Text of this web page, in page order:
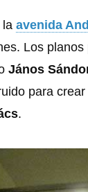
laavenida
Los
János
para
.